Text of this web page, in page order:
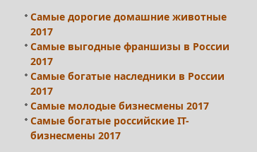
Самые дорогие домашние животные
2017
Самые выгодные франшизы в России
2017
Самые богатые наследники в России
2017
Самые молодые бизнесмены 2017
Самые богатые российские IT-
бизнесмены 2017